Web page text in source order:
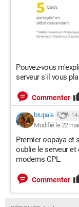
Pouvez-vous
serveur s'il vous
Commenter
brupala 14
Modifié le 22
Premier oopaya et
oublie le serveur
modems CPL.
Commenter